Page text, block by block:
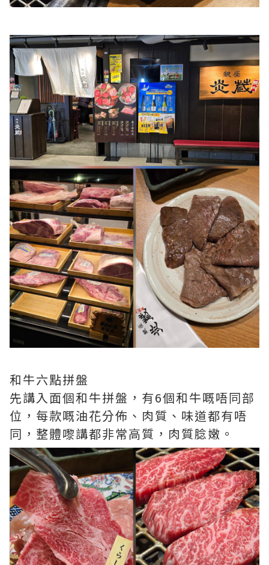
和牛六點拼盤
先講入面個和牛拼盤，有6個和牛嘅唔同部
位，每款嘅油花分佈、肉質、味道都有唔
同，整體嚟講都非常高質，肉質腍嫩。